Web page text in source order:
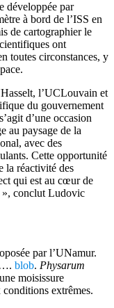
développée par
à bord de l’ISS en
de cartographier le
ont
toutes circonstances, y
l’UCLouvain et
du gouvernement
d’une occasion
au paysage de la
avec des
Cette opportunité
la réactivité des
qui est au cœur de
», conclut Ludovic
par l’UNamur.
blob. Physarum
moisissure
extrêmes.